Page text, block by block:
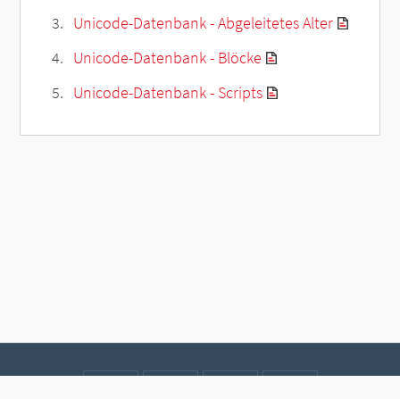
Unicode-Datenbank - Abgeleitetes Alter
Unicode-Datenbank - Blöcke
Unicode-Datenbank - Scripts